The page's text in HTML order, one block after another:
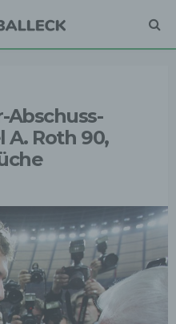
Abschuss-
A. Roth 90,